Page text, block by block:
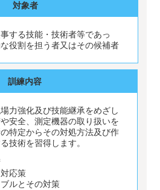
対象者
する技能・技術者等であっ
役割を担う者又はその候補者
訓練内容
力強化及び技能継承をめざし
安全、測定機器の取り扱いを
特定からその対処方法及び作
技術を習得します。
応策
ルとその対策